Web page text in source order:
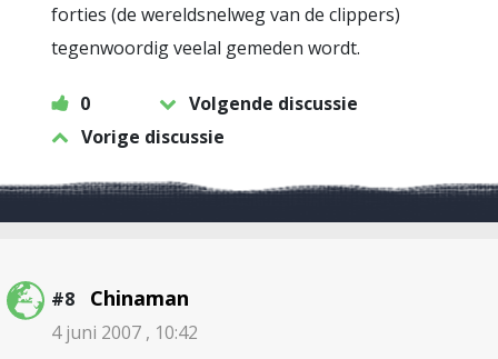
forties (de wereldsnelweg van de clippers)
tegenwoordig veelal gemeden wordt.
0
Volgende discussie
Vorige discussie
#8 Chinaman
4 juni 2007 , 10:42